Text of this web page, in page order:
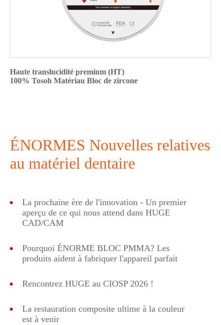
Haute translucidité premium (HT)
100% Tosoh Matériau Bloc de zircone
ÉNORMES Nouvelles relatives
au matériel dentaire
La prochaine ère de l'innovation - Un premier
aperçu de ce qui nous attend dans HUGE
CAD/CAM
Pourquoi ÉNORME BLOC PMMA? Les
produits aident à fabriquer l'appareil parfait
Rencontrez HUGE au CIOSP 2026 !
La restauration composite ultime à la couleur
est à venir